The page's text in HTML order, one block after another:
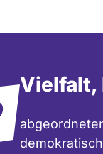
Vielfalt,